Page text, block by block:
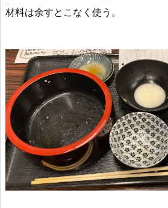
材料は余すとこなく使う。